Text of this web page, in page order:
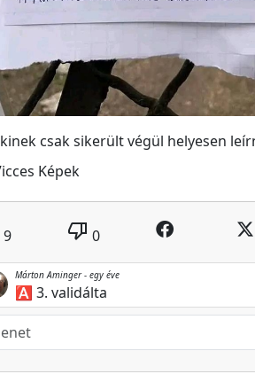
csak sikerült végül helyesen
Képek
9 thumb_down 0
Márton Aminger - egy éve
🅰️ 3. validálta